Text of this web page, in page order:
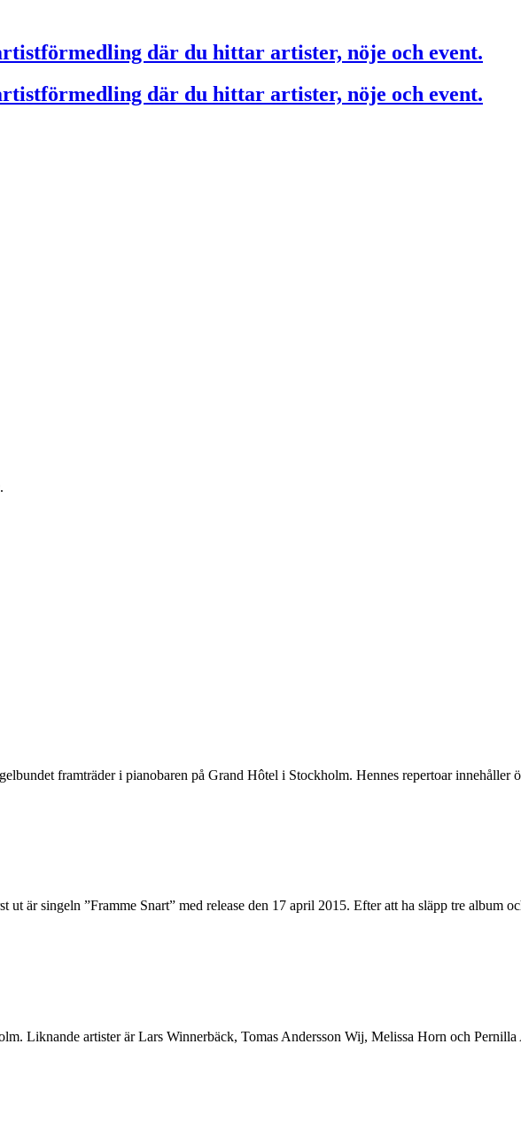
där du hittar artister, nöje och event.
där du hittar artister, nöje och event.
.
framträder i pianobaren på Grand Hôtel i Stockholm. Hennes repertoar innehåller
ut är singeln ”Framme Snart” med release den 17 april 2015. Efter att ha släpp tre album
Liknande artister är Lars Winnerbäck, Tomas Andersson Wij, Melissa Horn och